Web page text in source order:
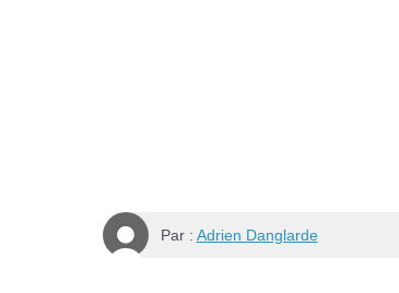
Par : Adrien Danglarde